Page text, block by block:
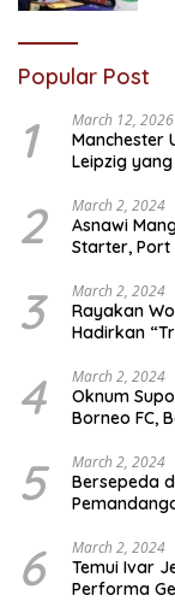
Popular Post
1 March 12, 2026
Manchester
Leipzig
2 March 2, 2024
Asnawi
Starter, Port
3 March 2, 2024
Rayakan
Hadirkan
4 March 2, 2024
Oknum
Borneo FC,
5 March 2, 2024
Bersepeda
6 March 2, 2024
Temui Ivar
Performa